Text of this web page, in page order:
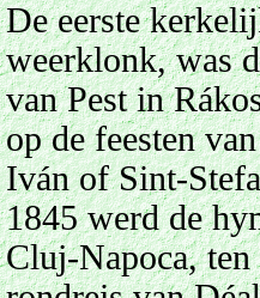
De eerste
weerklonk, was
van Pest in
op de feesten
Iván of Sint-
1845 werd de
Cluj-Napoca, ten